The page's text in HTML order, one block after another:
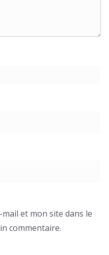
et mon site dans le
commentaire.